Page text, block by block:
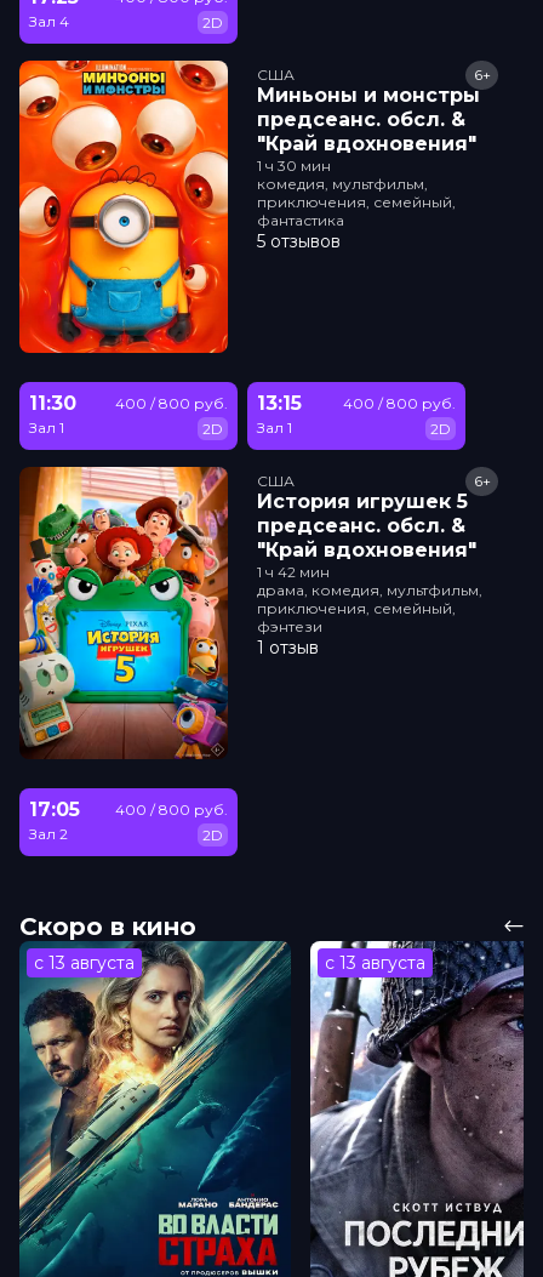
Зал 4
2D
США
Миньоны и монстры
прeдсeанc. обсл. &
"Край вдохновения"
6+
1 ч 30 мин
комедия, мультфильм,
приключения, семейный,
фантастика
5 отзывов
11:30
Зал 1
400 / 800 руб.
2D
13:15
Зал 1
400 / 800 руб.
2D
США
История игрушек 5
прeдсeанc. обсл. &
"Край вдохновения"
6+
1 ч 42 мин
драма, комедия, мультфильм,
приключения, семейный,
фэнтези
1 отзыв
17:05
Зал 2
400 / 800 руб.
2D
Скоро в кино
с 13 августа с 13 августа